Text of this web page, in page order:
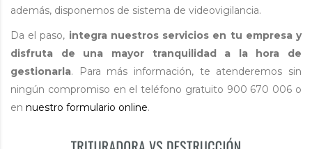
además, disponemos de sistema de videovigilancia.
Da el paso, integra nuestros servicios en tu empresa y
disfruta de una mayor tranquilidad a la hora de
gestionarla. Para más información, te atenderemos sin
ningún compromiso en el teléfono gratuito 900 670 006 o
en nuestro formulario online.